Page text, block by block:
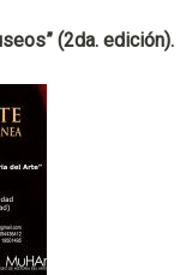
(2da. edición).